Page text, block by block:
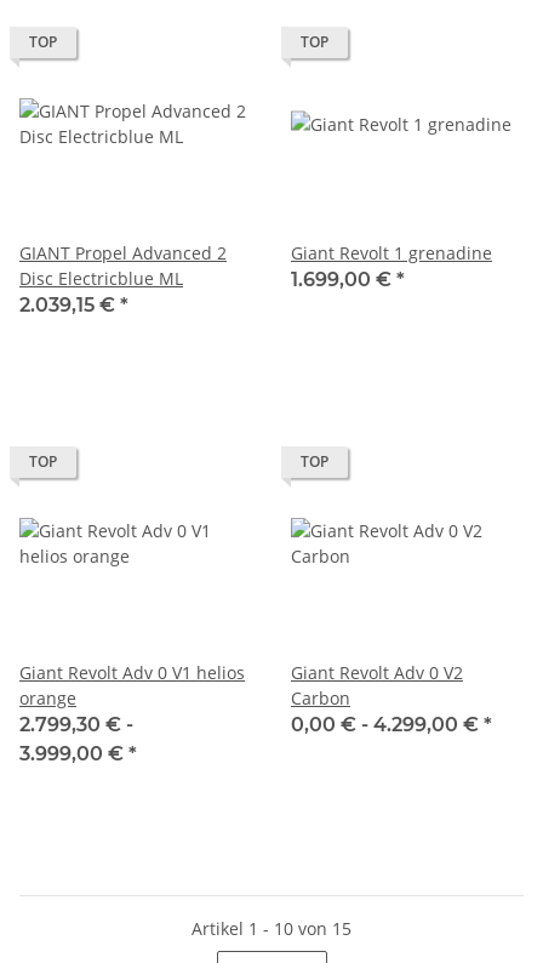
TOP
GIANT Propel Advanced 2
Disc Electricblue ML
2.039,15 € *
TOP
Giant Revolt 1 grenadine
1.699,00 € *
TOP
Giant Revolt Adv 0 V1 helios
orange
2.799,30 € -
3.999,00 € *
TOP
Giant Revolt Adv 0 V2
Carbon
0,00 € - 4.299,00 € *
Artikel 1 - 10 von 15